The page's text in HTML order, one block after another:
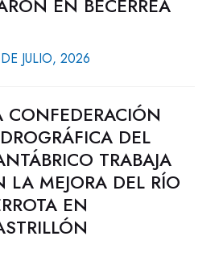
EN BECERREÁ
JULIO, 2026
CONFEDERACIÓN
DEL
TRABAJA
LA MEJORA DEL RÍO
EN